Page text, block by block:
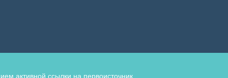
активной ссылки на первоисточник